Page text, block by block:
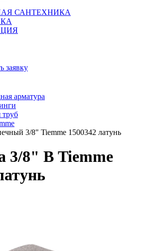
САНТЕХНИКА
заявку
арматура
3/8" Tiemme 1500342 латунь
3/8" В Tiemme